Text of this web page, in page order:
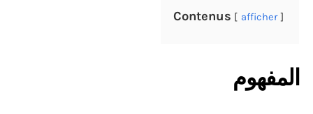
Contenus afficher
المفهوم